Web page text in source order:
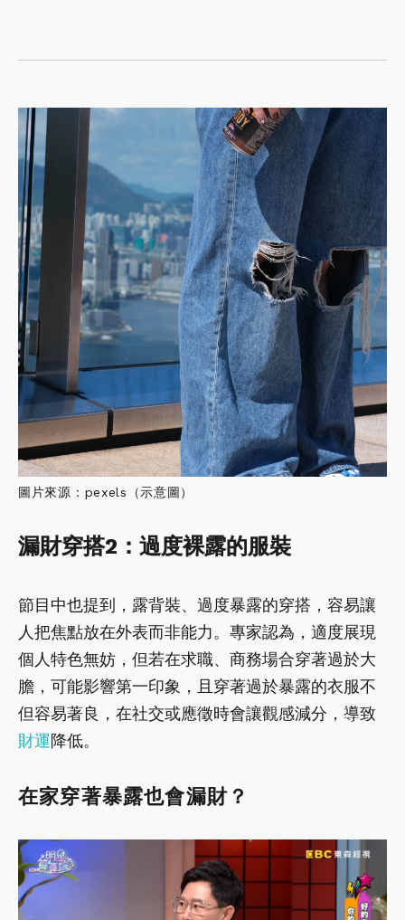
圖片來源：pexels（示意圖）
漏財穿搭2：過度裸露的服裝
節目中也提到，露背裝、過度暴露的穿搭，容易讓
人把焦點放在外表而非能力。專家認為，適度展現
個人特色無妨，但若在求職、商務場合穿著過於大
膽，可能影響第一印象，且穿著過於暴露的衣服不
但容易著良，在社交或應徵時會讓觀感減分，導致
財運降低。
在家穿著暴露也會漏財？